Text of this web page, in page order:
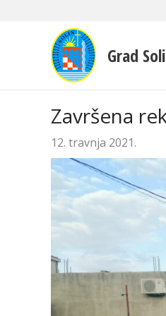
Grad
Završena
12. travnja 2021.